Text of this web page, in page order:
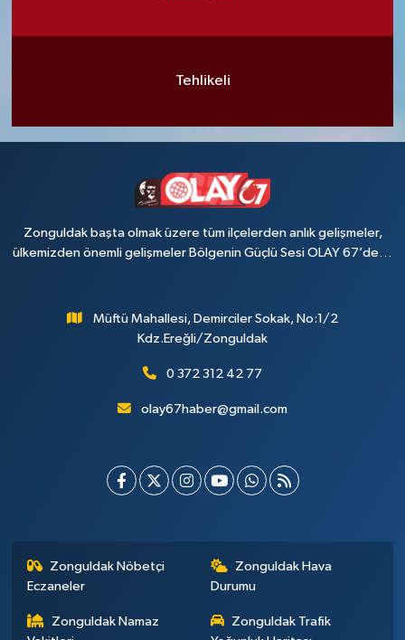
Tehlikeli
Zonguldak başta olmak üzere tüm ilçelerden anlık gelişmeler,
ülkemizden önemli gelişmeler Bölgenin Güçlü Sesi OLAY 67’de…
Müftü Mahallesi, Demirciler Sokak, No:1/2
Kdz.Ereğli/Zonguldak
0 372 312 42 77
olay67haber@gmail.com
Zonguldak Nöbetçi
Eczaneler
Zonguldak Hava
Durumu
Zonguldak Namaz
Zonguldak Trafik